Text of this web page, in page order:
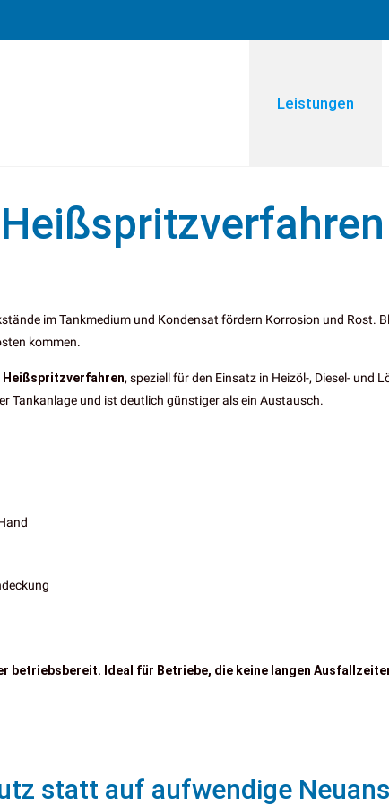
Leistungen
im Tankmedium und Kondensat fördern Korrosion und Rost.
kommen.
, speziell für den Einsatz in Heizöl-, Diesel- und
Tankanlage und ist deutlich günstiger als ein Austausch.
betriebsbereit. Ideal für Betriebe, die keine langen
statt auf aufwendige